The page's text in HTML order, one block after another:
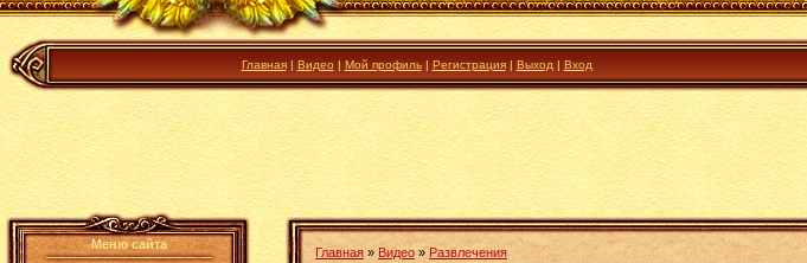
Главная| Видео| Мой профиль| Регистрация| Выход | Вход
Меню сайта
Главная » Видео» Развлечения